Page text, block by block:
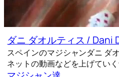
ダニ ダオルティス / Dani
スペインのマジシャンダニ ダ
ネットの動画などを上げてい